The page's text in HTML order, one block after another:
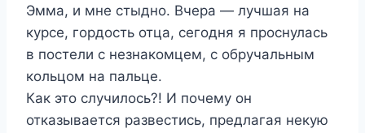
Эмма, и мне стыдно. Вчера — лучшая на
курсе, гордость отца, сегодня я проснулась
в постели с незнакомцем, с обручальным
кольцом на пальце.
Как это случилось?! И почему он
отказывается развестись, предлагая некую